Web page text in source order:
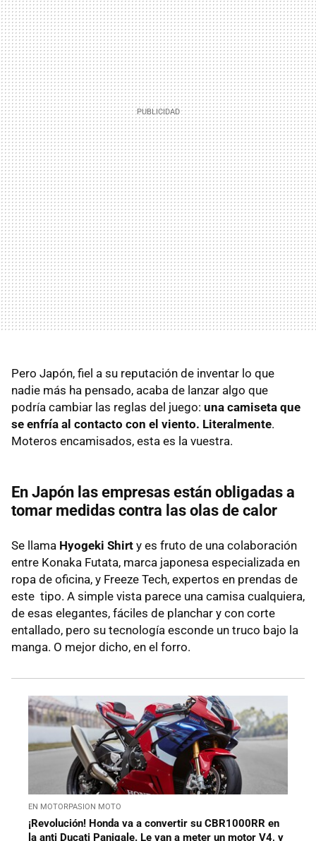
Pero Japón, fiel a su reputación de inventar lo que
nadie más ha pensado, acaba de lanzar algo que
podría cambiar las reglas del juego: una camiseta que
se enfría al contacto con el viento. Literalmente.
Moteros encamisados, esta es la vuestra.
En Japón las empresas están obligadas a
tomar medidas contra las olas de calor
Se llama Hyogeki Shirt y es fruto de una colaboración
entre Konaka Futata, marca japonesa especializada en
ropa de oficina, y Freeze Tech, expertos en prendas de
este tipo. A simple vista parece una camisa cualquiera,
de esas elegantes, fáciles de planchar y con corte
entallado, pero su tecnología esconde un truco bajo la
manga. O mejor dicho, en el forro.
EN MOTORPASION MOTO
¡Revolución! Honda va a convertir su CBR1000RR en
la anti Ducati Panigale. Le van a meter un motor V4, y